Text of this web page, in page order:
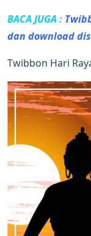
BACA JUGA :
dan download
Twibbon Hari